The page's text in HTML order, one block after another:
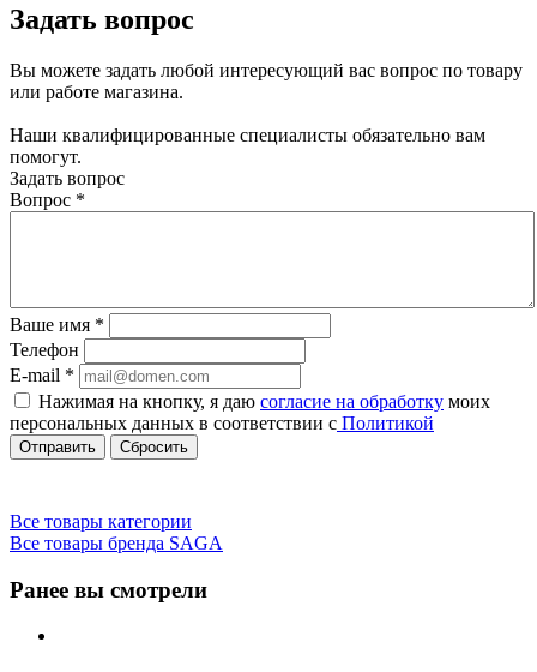
Задать вопрос
Вы можете задать любой интересующий вас вопрос по товару
или работе магазина.
Наши квалифицированные специалисты обязательно вам
помогут.
Задать вопрос
Вопрос *
Ваше имя *
Телефон
E-mail *
Нажимая на кнопку, я даю согласие на обработку моих
персональных данных в соответствии с Политикой
Сбросить
Все товары категории
Все товары бренда SAGA
Ранее вы смотрели